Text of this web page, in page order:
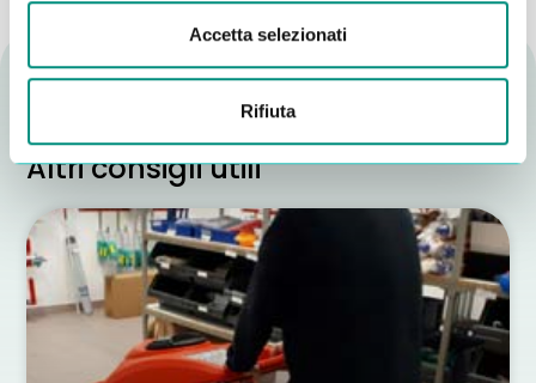
Accetta selezionati
Rifiuta
Altri consigli utili